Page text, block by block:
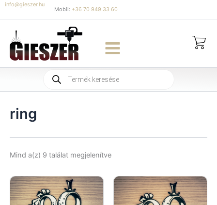
Skip
to
content
info@gieszer.hu
Mobil: +36 70 949 33 60
Products
search
ring
Mind a(z) 9 találat megjelenítveSorted